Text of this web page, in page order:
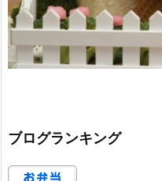
ブログランキング